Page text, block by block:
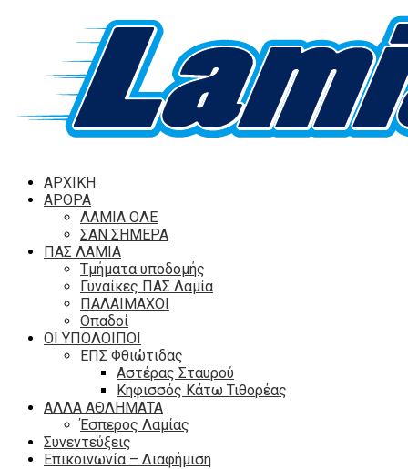
ΑΡΧΙΚΗ
ΑΡΘΡΑ
ΛΑΜΙΑ ΟΛΕ
ΣΑΝ ΣΗΜΕΡΑ
ΠΑΣ ΛΑΜΙΑ
Τμήματα υποδομής
Γυναίκες ΠΑΣ Λαμία
ΠΑΛΑΙΜΑΧΟΙ
Οπαδοί
ΟΙ ΥΠΟΛΟΙΠΟΙ
ΕΠΣ Φθιώτιδας
Αστέρας Σταυρού
Κηφισσός Κάτω Τιθορέας
ΑΛΛΑ ΑΘΛΗΜΑΤΑ
Έσπερος Λαμίας
Συνεντεύξεις
Επικοινωνία – Διαφήμιση